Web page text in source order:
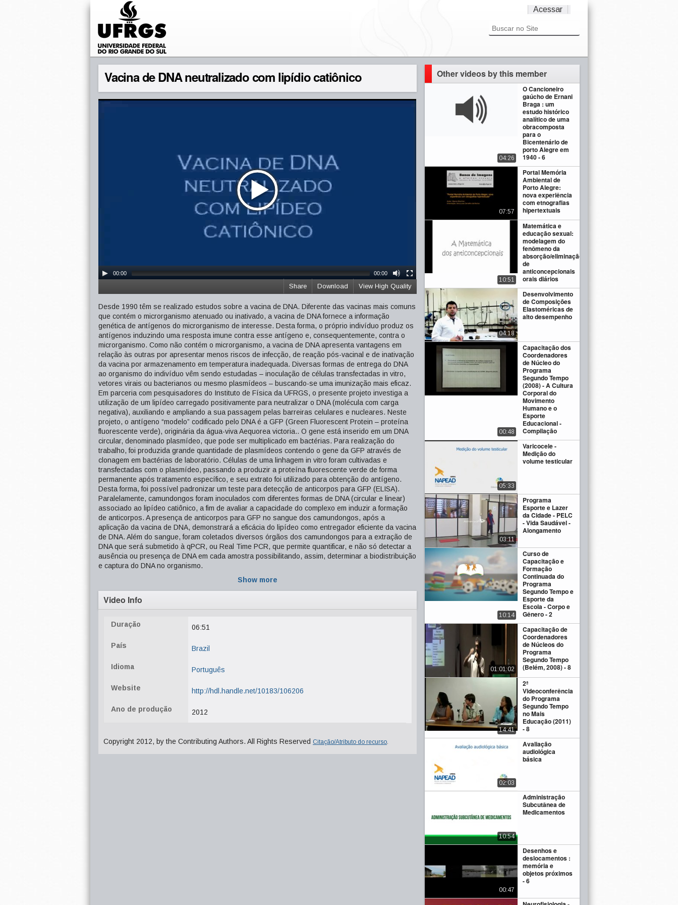
Acessar
Vacina de DNA neutralizado com lipídio catiônico
00:00 00:00
View High Quality
Download
Share
Desde 1990 têm se realizado estudos sobre a vacina de DNA. Diferente das vacinas mais comuns
que contém o microrganismo atenuado ou inativado, a vacina de DNA fornece a informação
genética de antígenos do microrganismo de interesse. Desta forma, o próprio indivíduo produz os
antígenos induzindo uma resposta imune contra esse antígeno e, consequentemente, contra o
microrganismo. Como não contém o microrganismo, a vacina de DNA apresenta vantagens em
relação às outras por apresentar menos riscos de infecção, de reação pós-vacinal e de inativação
da vacina por armazenamento em temperatura inadequada. Diversas formas de entrega do DNA
ao organismo do indivíduo vêm sendo estudadas – inoculação de células transfectadas in vitro,
vetores virais ou bacterianos ou mesmo plasmídeos – buscando-se uma imunização mais eficaz.
Em parceria com pesquisadores do Instituto de Física da UFRGS, o presente projeto investiga a
utilização de um lipídeo carregado positivamente para neutralizar o DNA (molécula com carga
negativa), auxiliando e ampliando a sua passagem pelas barreiras celulares e nucleares. Neste
projeto, o antígeno “modelo” codificado pelo DNA é a GFP (Green Fluorescent Protein – proteína
fluorescente verde), originária da água-viva Aequorea victoria.. O gene está inserido em um DNA
circular, denominado plasmídeo, que pode ser multiplicado em bactérias. Para realização do
trabalho, foi produzida grande quantidade de plasmídeos contendo o gene da GFP através de
clonagem em bactérias de laboratório. Células de uma linhagem in vitro foram cultivadas e
transfectadas com o plasmídeo, passando a produzir a proteína fluorescente verde de forma
permanente após tratamento específico, e seu extrato foi utilizado para obtenção do antígeno.
Desta forma, foi possível padronizar um teste para detecção de anticorpos para GFP (ELISA).
Paralelamente, camundongos foram inoculados com diferentes formas de DNA (circular e linear)
associado ao lipídeo catiônico, a fim de avaliar a capacidade do complexo em induzir a formação
de anticorpos. A presença de anticorpos para GFP no sangue dos camundongos, após a
aplicação da vacina de DNA, demonstrará a eficácia do lipídeo como entregador eficiente da vacina
de DNA. Além do sangue, foram coletados diversos órgãos dos camundongos para a extração de
DNA que será submetido à qPCR, ou Real Time PCR, que permite quantificar, e não só detectar a
ausência ou presença de DNA em cada amostra possibilitando, assim, determinar a biodistribuição
e captura do DNA no organismo.
Show more
Video Info
Duração 06:51
País Brazil
Idioma Português
Website http://hdl.handle.net/10183/106206
Ano de produção 2012
Copyright 2012, by the Contributing Authors. All Rights Reserved Citação/Atributo do recurso.
Other videos by this member
O Cancioneiro
gaúcho de Ernani
Braga : um
estudo histórico
analítico de uma
obracomposta
para o
Bicentenário de
porto Alegre em
1940 - 6
04:26
Portal Memória
Ambiental de
Porto Alegre:
nova experiência
com etnografias
hipertextuais
07:57
Matemática e
educação sexual:
modelagem do
fenômeno da
absorção/eliminação
de
anticoncepcionais
orais diários
10:51
Desenvolvimento
de Composições
Elastoméricas de
alto desempenho
04:18
Capacitação dos
Coordenadores
de Núcleo do
Programa
Segundo Tempo
(2008) - A Cultura
Corporal do
Movimento
Humano e o
Esporte
Educacional -
Compilação
00:48
Varicocele -
Medição do
volume testicular
05:33
Programa
Esporte e Lazer
da Cidade - PELC
- Vida Saudável -
Alongamento
03:11
Curso de
Capacitação e
Formação
Continuada do
Programa
Segundo Tempo e
Esporte da
Escola - Corpo e
Gênero - 2
10:14
Capacitação de
Coordenadores
de Núcleos do
Programa
Segundo Tempo
(Belém, 2008) - 8
01:01:02
2ª
Videoconferência
do Programa
Segundo Tempo
no Mais
Educação (2011)
- 8
14:41
Avaliação
audiológica
básica
02:03
Administração
Subcutânea de
Medicamentos
10:54
Desenhos e
deslocamentos :
memória e
objetos próximos
- 6
00:47